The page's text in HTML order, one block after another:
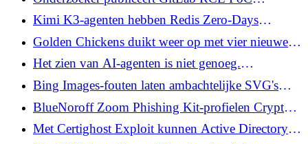
accountkaping
waardoor geverifieerde gebruikers opdrachten
kunnen uitvoeren als Git
Kimi K3-agenten hebben Redis Zero-Days
gevonden en RCE-exploit gebouwd, zeggen
onderzoekers
Golden Chickens duikt weer op met vier nieuwe
malwarefamilies en modulaire implantaten
Het zien van AI-agenten is niet genoeg.
Beveiligingsteams moeten afdwingen wat ze
kunnen doen
Bing Images-fouten laten ambachtelijke SVG's
opdrachten uitvoeren als SYSTEEM op de servers
van Microsoft
BlueNoroff Zoom Phishing Kit-profielen Crypto-
portemonnees vóór levering van malware
Met Certighost Exploit kunnen Active Directory-